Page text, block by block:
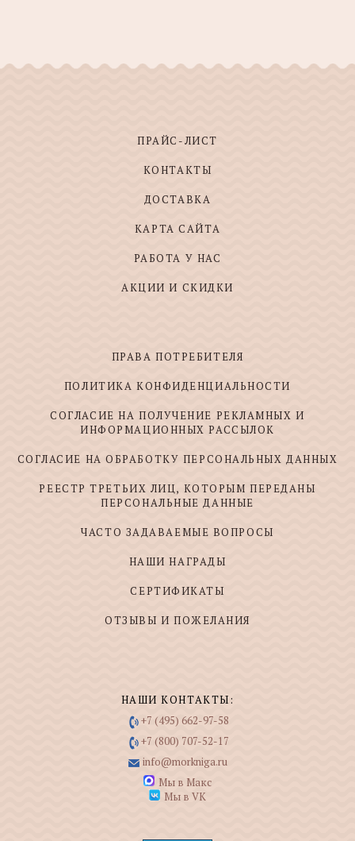
ПРАЙС-ЛИСТ
КОНТАКТЫ
ДОСТАВКА
КАРТА САЙТА
РАБОТА У НАС
АКЦИИ И СКИДКИ
ПРАВА ПОТРЕБИТЕЛЯ
ПОЛИТИКА КОНФИДЕНЦИАЛЬНОСТИ
СОГЛАСИЕ НА ПОЛУЧЕНИЕ РЕКЛАМНЫХ И
ИНФОРМАЦИОННЫХ РАССЫЛОК
СОГЛАСИЕ НА ОБРАБОТКУ ПЕРСОНАЛЬНЫХ ДАННЫХ
РЕЕСТР ТРЕТЬИХ ЛИЦ, КОТОРЫМ ПЕРЕДАНЫ
ПЕРСОНАЛЬНЫЕ ДАННЫЕ
ЧАСТО ЗАДАВАЕМЫЕ ВОПРОСЫ
НАШИ НАГРАДЫ
СЕРТИФИКАТЫ
ОТЗЫВЫ И ПОЖЕЛАНИЯ
НАШИ КОНТАКТЫ:
+7 (495) 662-97-58
+7 (800) 707-52-17
info@morkniga.ru
Мы в Макс
Мы в VK